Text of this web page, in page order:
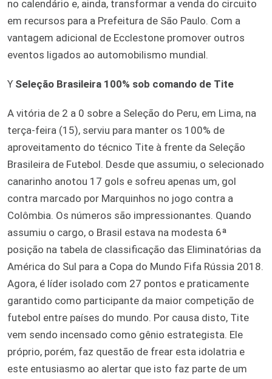
no calendário e, ainda, transformar a venda do circuito
em recursos para a Prefeitura de São Paulo. Com a
vantagem adicional de Ecclestone promover outros
eventos ligados ao automobilismo mundial.
ϒ Seleção Brasileira 100% sob comando de Tite
A vitória de 2 a 0 sobre a Seleção do Peru, em Lima, na
terça-feira (15), serviu para manter os 100% de
aproveitamento do técnico Tite à frente da Seleção
Brasileira de Futebol. Desde que assumiu, o selecionado
canarinho anotou 17 gols e sofreu apenas um, gol
contra marcado por Marquinhos no jogo contra a
Colômbia. Os números são impressionantes. Quando
assumiu o cargo, o Brasil estava na modesta 6ª
posição na tabela de classificação das Eliminatórias da
América do Sul para a Copa do Mundo Fifa Rússia 2018.
Agora, é líder isolado com 27 pontos e praticamente
garantido como participante da maior competição de
futebol entre países do mundo. Por causa disto, Tite
vem sendo incensado como gênio estrategista. Ele
próprio, porém, faz questão de frear esta idolatria e
este entusiasmo ao alertar que isto faz parte de um